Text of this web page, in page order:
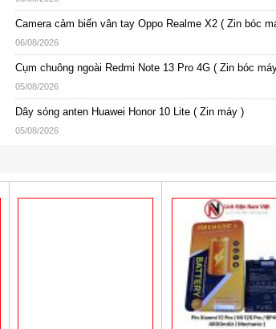
Camera cảm biến vân tay Oppo Realme X2 ( Zin bóc
06/08/2026
Cụm chuông ngoài Redmi Note 13 Pro 4G ( Zin bóc
05/08/2026
Dây sóng anten Huawei Honor 10 Lite ( Zin máy )
05/08/2026